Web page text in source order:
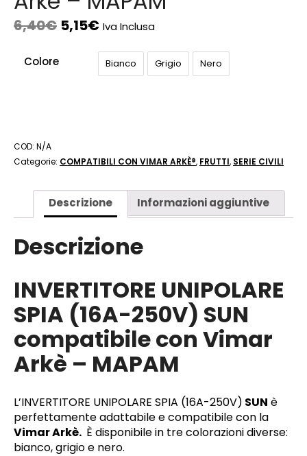
6,40€ 5,15€ Iva Inclusa
Colore Bianco Grigio Nero
COD: N/A
Categorie: COMPATIBILI CON VIMAR ARKÈ®, FRUTTI, SERIE CIVILI
Descrizione Informazioni aggiuntive
Descrizione
INVERTITORE UNIPOLARE
SPIA (16A-250V) SUN
compatibile con Vimar
Arkè – MAPAM
L’INVERTITORE UNIPOLARE SPIA (16A-250V) SUN è
perfettamente adattabile e compatibile con la
Vimar Arkè. È disponibile in tre colorazioni diverse:
bianco, grigio e nero.